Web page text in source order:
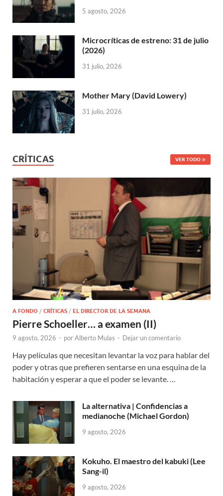
5 agosto, 2026
Microcríticas de estreno: 31 de julio
(2026)
31 julio, 2026
Mother Mary (David Lowery)
31 julio, 2026
CRÍTICAS VER TODO
A FONDO / CRÍTICAS / EL DIRECTOR DE LA SEMANA
Pierre Schoeller… a examen (II)
9 agosto, 2026 - porAlberto Mulas - Dejar un comentario
Hay películas que necesitan levantar la voz para hablar del
poder y otras que prefieren sentarse en una esquina de la
habitación y esperar a que el poder se levante. …
La alternativa | Confidencias a
medianoche (Michael Gordon)
9 agosto, 2026
Kokuho. El maestro del kabuki (Lee
Sang-il)
9 agosto, 2026